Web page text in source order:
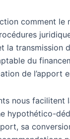
comment
la
du
de l’apport
nous facilitent
hypothético-
sa